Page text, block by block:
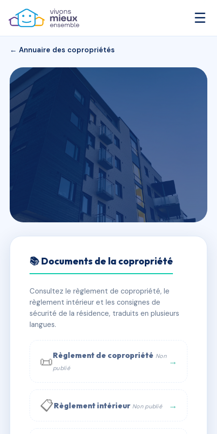
☰
← Annuaire des copropriétés
VILLA DECAUVILLE
✓ Immatriculée 🏠 24 lots 🏗 1 bâtiment(s)
📞 Contacter Syndic Digital
📚 Documents de la copropriété
Consultez le règlement de copropriété, le
règlement intérieur et les consignes de
sécurité de la résidence, traduits en plusieurs
langues.
📜Règlement de copropriété Non
publié
→
📋Règlement intérieur Non publié →